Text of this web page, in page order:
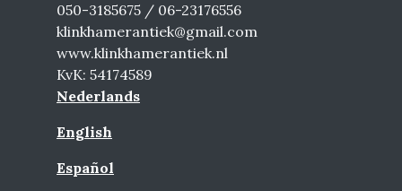
050-3185675 / 06-23176556
klinkhamerantiek@gmail.com
www.klinkhamerantiek.nl
KvK: 54174589
Nederlands
English
Español